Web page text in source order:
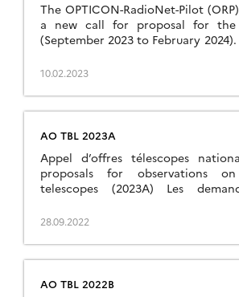
The OPTICON-RadioNet-Pilot
a new call for proposal for the
(September 2023 to February 2024).
the instrument Neo-Narval. The
be found here: https://www.orp-
call-2023b Details on […]
10.02.2023
AO TBL 2023A
Appel d’offres télescopes
proposals for observations
telescopes (2023A) Les
ouvertes du 20 Septembre au 20
telescopes (second semester
September 20th to October 20th.
28.09.2022
AO TBL 2022B